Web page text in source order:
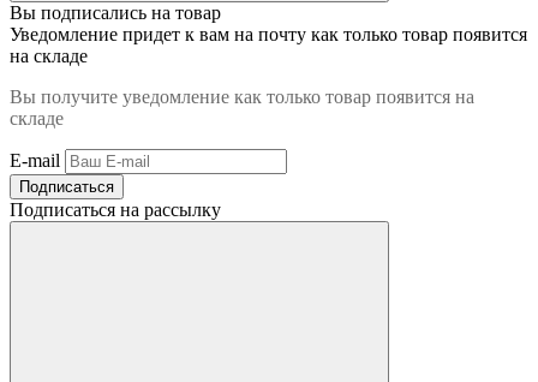
Вы подписались на товар
Уведомление придет к вам на почту как только товар появится
на складе
Вы получите уведомление как только товар появится на
складе
E-mail
Подписаться
Подписаться на рассылку